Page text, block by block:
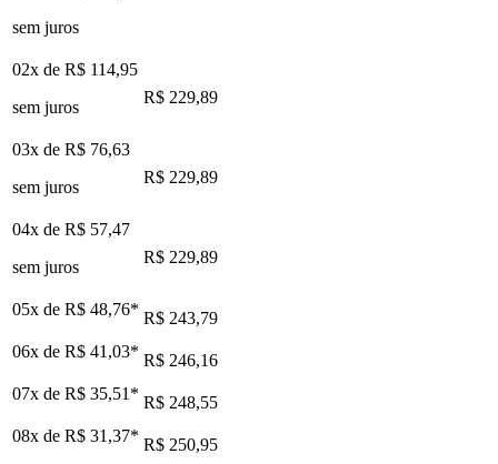
sem juros
02x de R$ 114,95
sem juros
R$ 229,89
03x de R$ 76,63
sem juros
R$ 229,89
04x de R$ 57,47
sem juros
R$ 229,89
05x de R$ 48,76* R$ 243,79
06x de R$ 41,03* R$ 246,16
07x de R$ 35,51 * R$ 248,55
08x de R$ 31,37* R$ 250,95